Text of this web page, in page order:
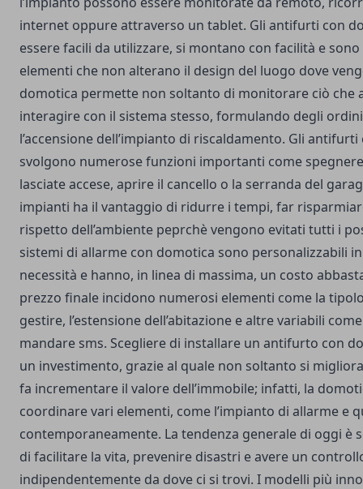
internet oppure attraverso un tablet. Gli antifurti con
essere facili da utilizzare, si montano con facilità e
elementi che non alterano il design del luogo dove
domotica permette non soltanto di monitorare ciò che
interagire con il sistema stesso, formulando degli
l’accensione dell’impianto di riscaldamento. Gli
svolgono numerose funzioni importanti come
lasciate accese, aprire il cancello o la serranda del
impianti ha il vantaggio di ridurre i tempi, far
rispetto dell’ambiente peprchè vengono evitati tutti i
sistemi di allarme con domotica sono personalizzabili
necessità e hanno, in linea di massima, un costo
prezzo finale incidono numerosi elementi come la
gestire, l’estensione dell’abitazione e altre variabili
mandare sms. Scegliere di installare un antifurto con
un investimento, grazie al quale non soltanto si
fa incrementare il valore dell’immobile; infatti, la
coordinare vari elementi, come l’impianto di allarme e
contemporaneamente. La tendenza generale di oggi è
di facilitare la vita, prevenire disastri e avere un
indipendentemente da dove ci si trovi. I modelli più